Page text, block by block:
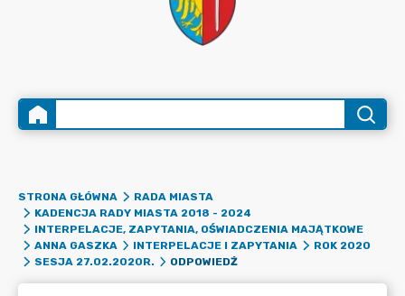
STRONA GŁÓWNA
RADA MIASTA
KADENCJA RADY MIASTA 2018 - 2024
INTERPELACJE, ZAPYTANIA, OŚWIADCZENIA MAJĄTKOWE
ANNA GASZKA
INTERPELACJE I ZAPYTANIA
ROK 2020
SESJA 27.02.2020R.
ODPOWIEDŹ